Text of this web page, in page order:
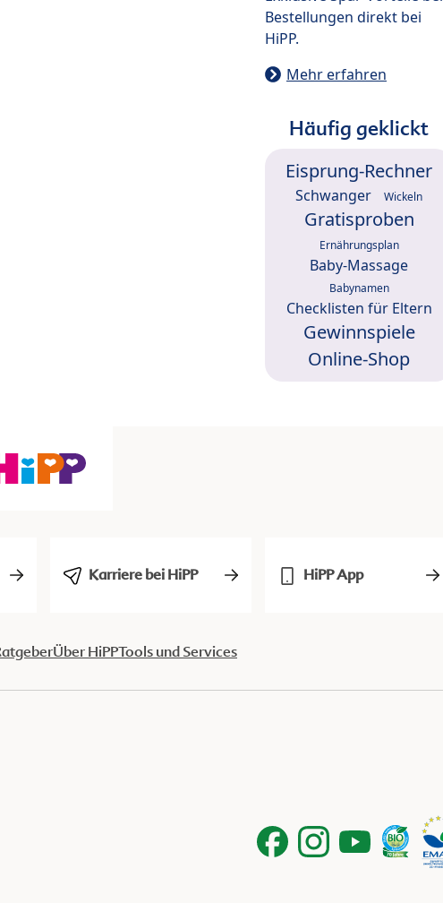
Bestellungen direkt bei
HiPP.
Mehr erfahren
Häufig geklickt
Eisprung-Rechner
Schwanger Wickeln
Gratisproben
Ernährungsplan
Baby-Massage
Babynamen
Checklisten für Eltern
Gewinnspiele
Online-Shop
Karriere bei HiPP HiPP App
Über HiPPTools und Services